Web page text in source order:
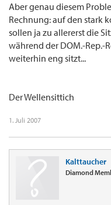
Aber genau diesem
Rechnung: auf den stark
sollen ja zu allererst die
während der DOM.-Rep.-
weiterhin eng sitzt...
Der Wellensittich
1. Juli 2007
Kalttaucher
Diamond